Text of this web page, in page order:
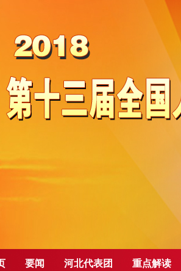
要闻 河北代表团 重点解读